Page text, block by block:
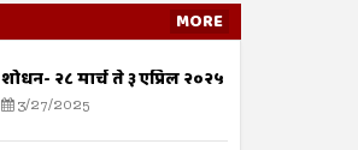
MORE
शोधन- २८ मार्च ते ३ एप्रिल २०२५
3/27/2025